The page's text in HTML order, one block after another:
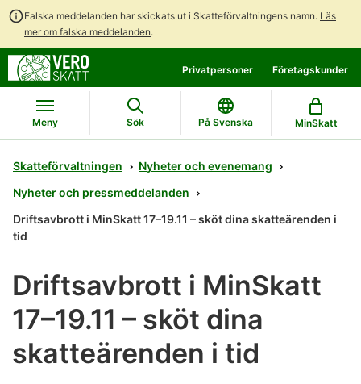
Falska meddelanden har skickats ut i Skatteförvaltningens namn. Läs
mer om falska meddelanden.
direkt
till
innehållet
till
hela
webbplatsens
sökning
Privatpersoner Företagskunder
Meny Sök På Svenska MinSkatt
Skatteförvaltningen
Nyheter och evenemang
Nyheter och pressmeddelanden
Driftsavbrott i MinSkatt 17–19.11 – sköt dina skatteärenden i
tid
Driftsavbrott i MinSkatt
17–19.11 – sköt dina
skatteärenden i tid